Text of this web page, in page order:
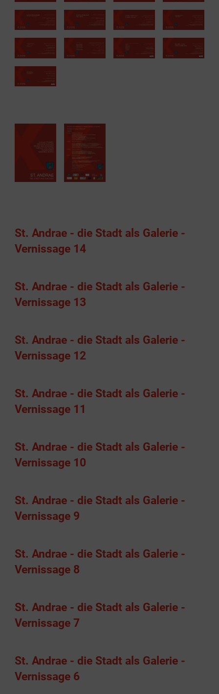
St. Andrae - die Stadt als Galerie -
Vernissage 14
St. Andrae - die Stadt als Galerie -
Vernissage 13
St. Andrae - die Stadt als Galerie -
Vernissage 12
St. Andrae - die Stadt als Galerie -
Vernissage 11
St. Andrae - die Stadt als Galerie -
Vernissage 10
St. Andrae - die Stadt als Galerie -
Vernissage 9
St. Andrae - die Stadt als Galerie -
Vernissage 8
St. Andrae - die Stadt als Galerie -
Vernissage 7
St. Andrae - die Stadt als Galerie -
Vernissage 6